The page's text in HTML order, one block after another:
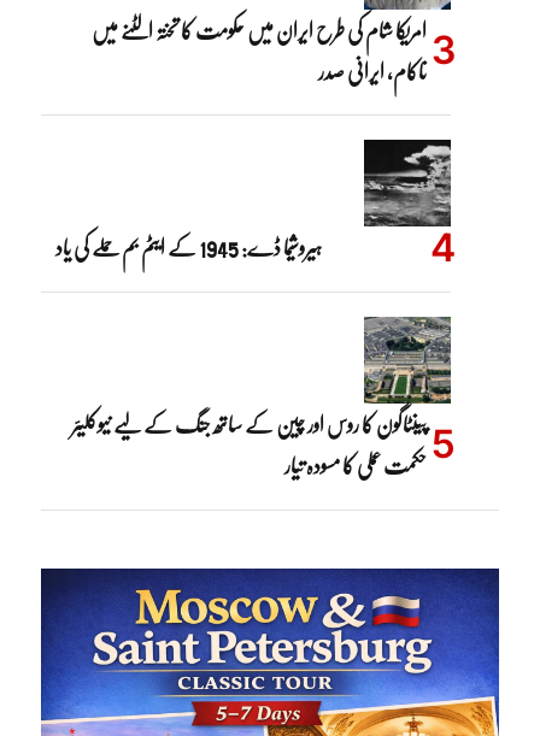
امریکا شام کی طرح ایران میں حکومت کا تختہ الٹنے میں
ناکام، ایرانی صدر
ہیروشیما ڈے: 1945 کے ایٹم بم حملے کی یاد
پینٹاگون کا روس اور چین کے ساتھ جنگ کے لیے نیوکلیئر
حکمت عملی کا مسودہ تیار